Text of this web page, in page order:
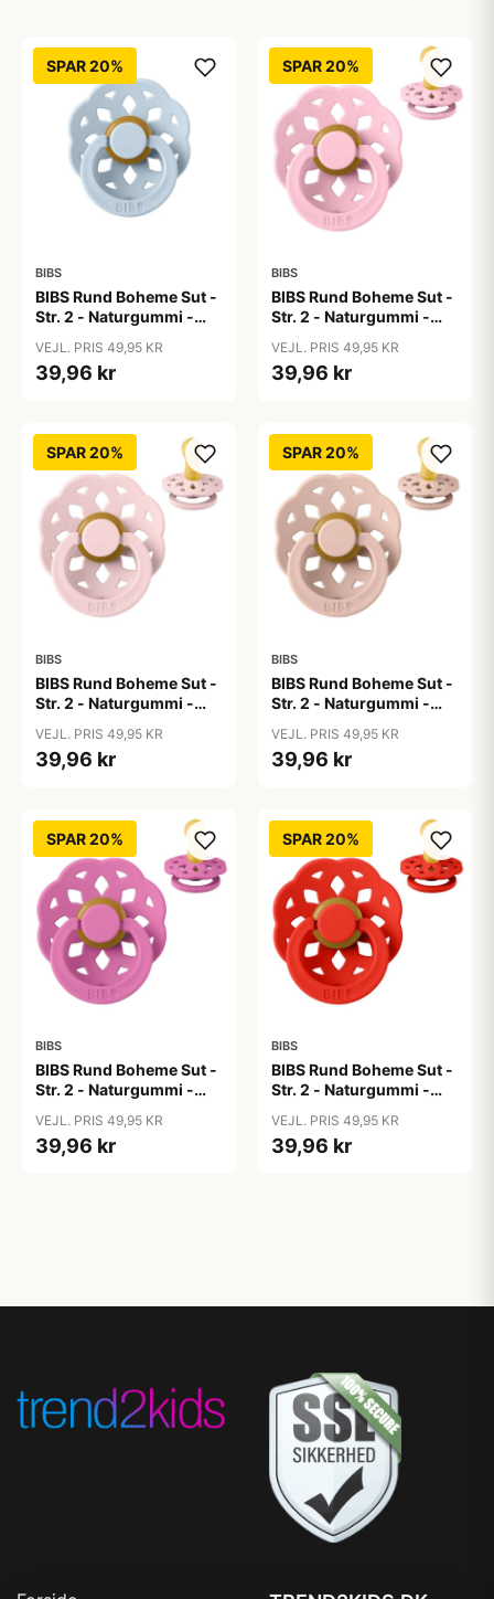
SPAR 20%
BIBS
BIBS Rund Boheme Sut -
Str. 2 - Naturgummi -
VEJL. PRIS 49,95 KR
39,96 kr
SPAR 20%
BIBS
BIBS Rund Boheme Sut -
Str. 2 - Naturgummi -
VEJL. PRIS 49,95 KR
39,96 kr
SPAR 20%
BIBS
BIBS Rund Boheme Sut -
Str. 2 - Naturgummi -
VEJL. PRIS 49,95 KR
39,96 kr
SPAR 20%
BIBS
BIBS Rund Boheme Sut -
Str. 2 - Naturgummi -
VEJL. PRIS 49,95 KR
39,96 kr
SPAR 20%
BIBS
BIBS Rund Boheme Sut -
Str. 2 - Naturgummi -
VEJL. PRIS 49,95 KR
39,96 kr
SPAR 20%
BIBS
BIBS Rund Boheme Sut -
Str. 2 - Naturgummi -
VEJL. PRIS 49,95 KR
39,96 kr